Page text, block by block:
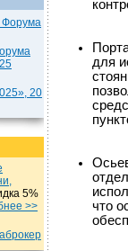
Форума
20
5%
>>
для
что